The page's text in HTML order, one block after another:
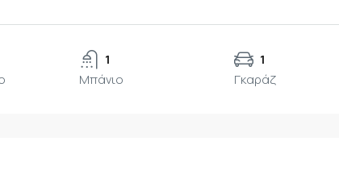
1
Μπάνιο
1
Γκαράζ